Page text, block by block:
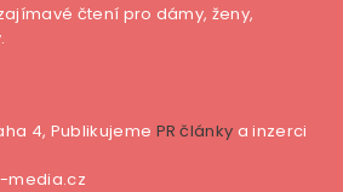
čtení pro dámy, ženy,
4, Publikujeme PR články a inzerci
media.cz